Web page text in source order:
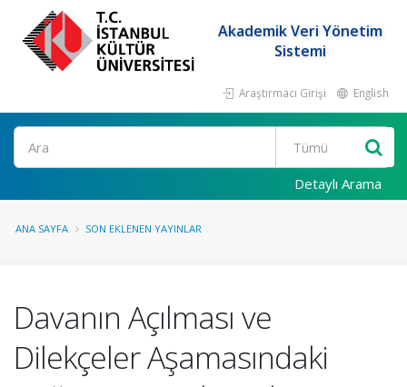
Akademik Veri Yönetim
Sistemi
Araştırmacı Girişi English
Ara
Detaylı Arama
ANA SAYFA SON EKLENEN YAYINLAR
Davanın Açılması ve
Dilekçeler Aşamasındaki